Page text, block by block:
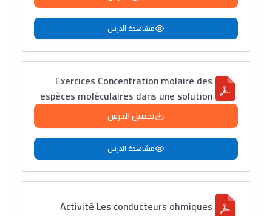
التّطوّعي، التّشبيك و
أشياء أخرى مع مامودو
سامورا
الطولي، ملاك البردع
كتحكي على تجربتها
فالرّياضة و الدّراسة
مشاهدة الدرس
Exercices Concentration molaire des
espèces moléculaires dans une solution
تحميل الدرس
مشاهدة الدرس
Activité Les conducteurs ohmiques